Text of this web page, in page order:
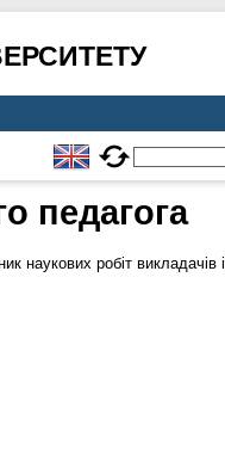
педагога
наукових робіт викладачів і